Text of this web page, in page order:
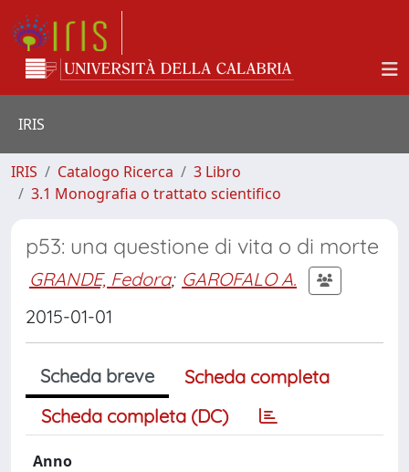
IRIS
IRIS Catalogo Ricerca
3 Libro
3.1 Monografia o trattato scientifico
p53: una questione di vita o di morte
GRANDE, Fedora; GAROFALO A.
2015-01-01
Scheda breve
Scheda completa
Scheda completa (DC)
Anno